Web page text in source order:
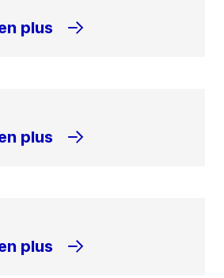
plus
plus
plus